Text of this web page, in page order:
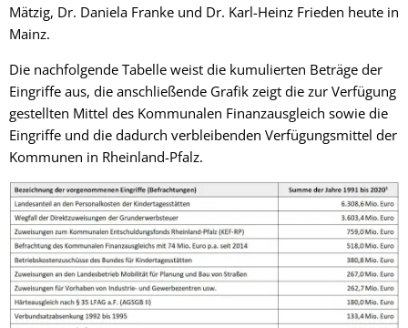
Mätzig, Dr. Daniela Franke und Dr. Karl-Heinz Frieden heute in
Mainz.
Die nachfolgende Tabelle weist die kumulierten Beträge der
Eingriffe aus, die anschließende Grafik zeigt die zur Verfügung
gestellten Mittel des Kommunalen Finanzausgleich sowie die
Eingriffe und die dadurch verbleibenden Verfügungsmittel der
Kommunen in Rheinland-Pfalz.